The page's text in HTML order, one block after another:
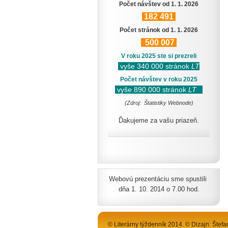
Počet návštev od 1. 1. 2026
182 491
Počet stránok od 1. 1. 2026
500 007
V roku 2025 ste si prezreli
vyše 340 000 stránok LT
Počet návštev v roku 2025
vyše 890 000 stránok LT
(Zdroj: Štatistiky Webnode)
Ďakujeme za vašu priazeň.
Webovú prezentáciu sme spustili
dňa 1. 10. 2014 o 7.00 hod.
© Literárny týždenník 2014. © Dizajn: